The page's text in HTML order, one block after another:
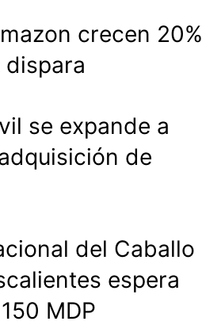
crecen 20%
dispara
se expande a
de
del Caballo
espera
MDP